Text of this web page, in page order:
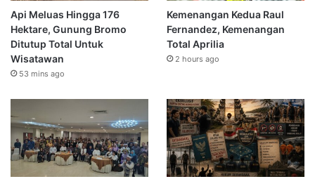
Api Meluas Hingga 176
Hektare, Gunung Bromo
Ditutup Total Untuk
Wisatawan
53 mins ago
Kemenangan Kedua Raul
Fernandez, Kemenangan
Total Aprilia
2 hours ago